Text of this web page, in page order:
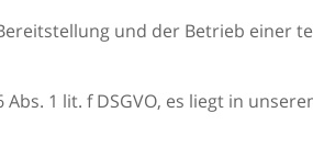
und der Betrieb einer
1 lit. f DSGVO, es liegt in